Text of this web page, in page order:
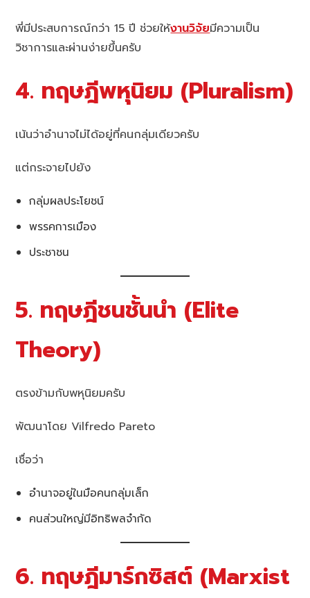
พี่มีประสบการณ์กว่า 15 ปี ช่วยให้งานวิจัยมีความเป็น
วิชาการและผ่านง่ายขึ้นครับ
4. ทฤษฎีพหุนิยม (Pluralism)
เน้นว่าอำนาจไม่ได้อยู่ที่คนกลุ่มเดียวครับ
แต่กระจายไปยัง
กลุ่มผลประโยชน์
พรรคการเมือง
ประชาชน
5. ทฤษฎีชนชั้นนำ (Elite
Theory)
ตรงข้ามกับพหุนิยมครับ
พัฒนาโดย Vilfredo Pareto
เชื่อว่า
อำนาจอยู่ในมือคนกลุ่มเล็ก
คนส่วนใหญ่มีอิทธิพลจำกัด
6. ทฤษฎีมาร์กซิสต์ (Marxist